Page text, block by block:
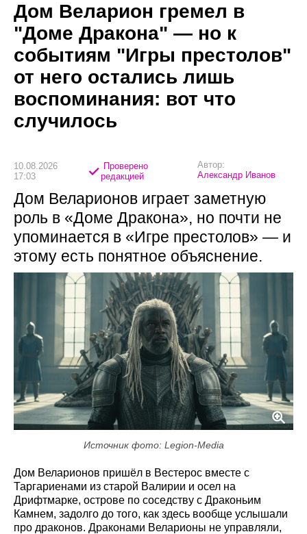
Дом Веларион гремел в
"Доме Дракона" — но к
событиям "Игры престолов"
от него остались лишь
воспоминания: вот что
случилось
10.08.2026
17:03
Проверено
редакцией
Автор:
Александр Иванов
Дом Веларионов играет заметную
роль в «Доме Дракона», но почти не
упоминается в «Игре престолов» — и
этому есть понятное объяснение.
Источник фото: Legion-Media
Дом Веларионов пришёл в Вестерос вместе с
Таргариенами из старой Валирии и осел на
Дрифтмарке, острове по соседству с Драконьим
Камнем, задолго до того, как здесь вообще услышали
про драконов. Драконами Веларионы не управляли,